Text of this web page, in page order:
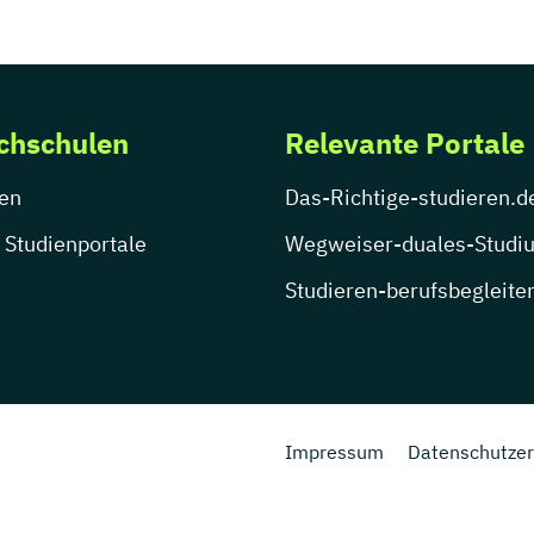
Relevante Portale
Das-Richtige-
Wegweiser-duales-
Studieren-
Impressum